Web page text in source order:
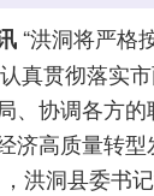
“洪洞将严格
真贯彻落实
、协调各方
济高质量转
，洪洞县委书